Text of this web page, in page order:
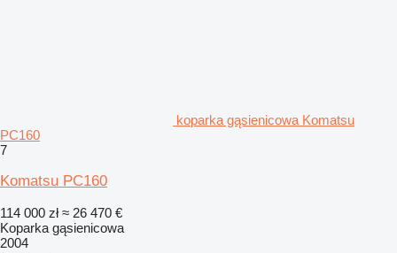
koparka gąsienicowa Komatsu
PC160
7
Komatsu PC160
114 000 zł ≈ 26 470 €
Koparka gąsienicowa
2004